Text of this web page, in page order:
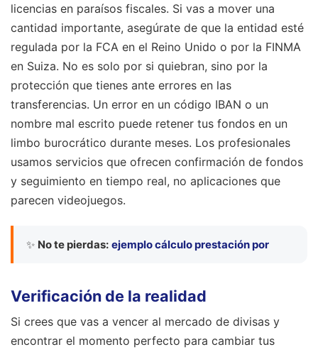
licencias en paraísos fiscales. Si vas a mover una
cantidad importante, asegúrate de que la entidad esté
regulada por la FCA en el Reino Unido o por la FINMA
en Suiza. No es solo por si quiebran, sino por la
protección que tienes ante errores en las
transferencias. Un error en un código IBAN o un
nombre mal escrito puede retener tus fondos en un
limbo burocrático durante meses. Los profesionales
usamos servicios que ofrecen confirmación de fondos
y seguimiento en tiempo real, no aplicaciones que
parecen videojuegos.
✨ No te pierdas: ejemplo cálculo prestación por
Verificación de la realidad
Si crees que vas a vencer al mercado de divisas y
encontrar el momento perfecto para cambiar tus